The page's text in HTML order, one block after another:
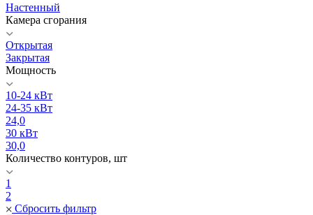
Настенный
Камера сгорания
Открытая
Закрытая
Мощность
10-24 кВт
24-35 кВт
24,0
30 кВт
30,0
Количество контуров, шт
1
2
Сбросить фильтр